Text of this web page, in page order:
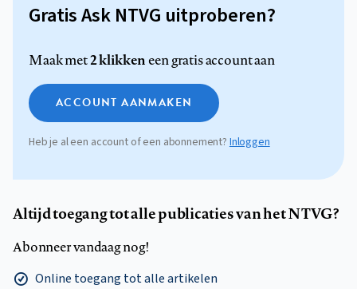
Gratis Ask NTVG uitproberen?
Maak met2 klikkeneen gratis account aan
ACCOUNT AANMAKEN
Heb je al een account of een abonnement?Inloggen
Altijd toegang tot alle publicaties van het NTVG?
Abonneer vandaag nog!
Online toegang tot alle artikelen